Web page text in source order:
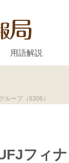
用語解説
ープ（8306）
フィナ